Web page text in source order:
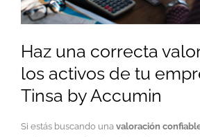
Haz una correcta
los activos de tu
Tinsa by Accumin
Si estás buscando una valoración